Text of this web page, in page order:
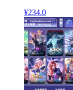
¥234.0